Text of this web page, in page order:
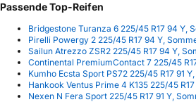
Passende Top-Reifen
Bridgestone Turanza 6 225/45 R17 94 Y,
Pirelli Powergy 2 225/45 R17 94 Y,
Sailun Atrezzo ZSR2 225/45 R17 94 Y,
Continental PremiumContact 7 225/45
Kumho Ecsta Sport PS72 225/45 R17 91
Hankook Ventus Prime 4 K135 225/45
Nexen N Fera Sport 225/45 R17 91 Y,